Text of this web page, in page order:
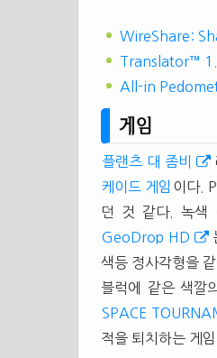
WireShare:
Translator™
All-in
게임
플랜츠 대 좀비
케이드 게임 이다.
던 것 같다. 녹색
GeoDrop HD
색등 정사각형을
블럭에 같은 색깔
SPACE
적을 퇴치하는 게